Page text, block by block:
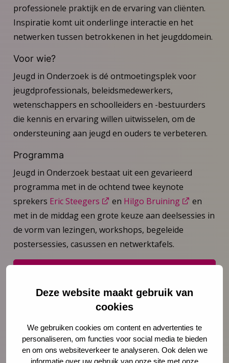
Deze website maakt gebruik van
cookies
We gebruiken cookies om content en advertenties te
personaliseren, om functies voor social media te bieden
en om ons websiteverkeer te analyseren. Ook delen we
informatie over uw gebruik van onze site met onze
professionele praktijk en de ervaring van cliënten.
Inspiratie komt uit onderlinge interactie en het
netwerken tussen betrokkenen in het jeugddomein.
Voor wie?
Jeugd in Onderzoek is dé ontmoetingsplek voor
jeugdprofessionals, beleidsmedewerkers,
wetenschappers en schoolleiders en -bestuurders
die kennis en ervaring willen uitwisselen, om de
ondersteuning aan jeugd en ouders te verbeteren.
Programma
Jeugd in Onderzoek bestaat uit een gevarieerd
programma met in de ochtend twee keynote
sprekers Eric Steegers en Hilgo Bruining
en
met in de middag een grote keuze aan deelsessies in
de vorm van lezingen, workshops, begeleide
postersessies, casussen en netwerktafels.
Over Jeugd in Onderzoek
Aanmelden Jeugd in Onderzoek